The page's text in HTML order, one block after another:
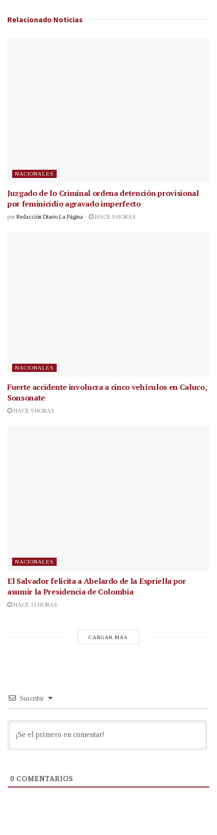
Relacionado Noticias
NACIONALES
Juzgado de lo Criminal ordena detención provisional
por feminicidio agravado imperfecto
por Redacción Diario La Página HACE 9 HORAS
NACIONALES
Fuerte accidente involucra a cinco vehículos en Caluco,
Sonsonate
HACE 9 HORAS
NACIONALES
El Salvador felicita a Abelardo de la Espriella por
asumir la Presidencia de Colombia
HACE 11 HORAS
CARGAR MÁS
Suscribir
0 COMENTARIOS